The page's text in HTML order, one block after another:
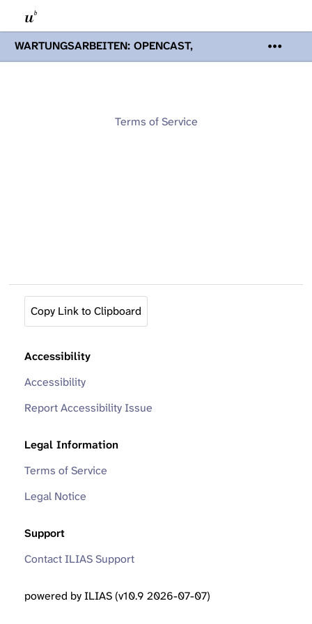
WARTUNGSARBEITEN: OPENCAST,
PODCASTS & TOBIRA
Mi 19. August
Opencast-Videos und Tobira nicht zur
Terms of Service
Copy Link to Clipboard
Accessibility
Accessibility
Report Accessibility Issue
Legal Information
Terms of Service
Legal Notice
Support
Contact ILIAS Support
powered by ILIAS (v10.9 2026-07-07)